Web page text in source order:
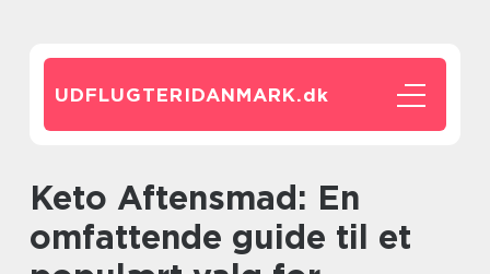
UDFLUGTERIDANMARK.dk
Keto Aftensmad: En
omfattende guide til et